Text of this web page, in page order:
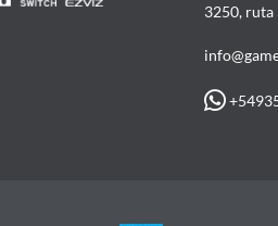
3250, ruta